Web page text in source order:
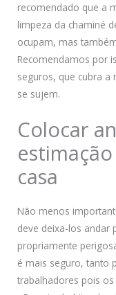
recomendado que a
limpeza da chaminé
ocupam, mas
Recomendamos por
seguros, que cubra
se sujem.
Colocar
casa
Não menos
deve deixa-los andar
propriamente
é mais seguro, tanto
trabalhadores pois